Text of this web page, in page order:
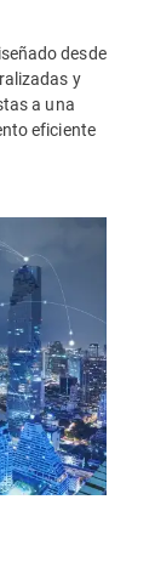
desde
y
a una
eficiente